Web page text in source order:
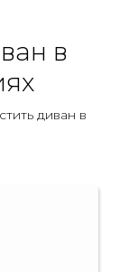
в
диван в